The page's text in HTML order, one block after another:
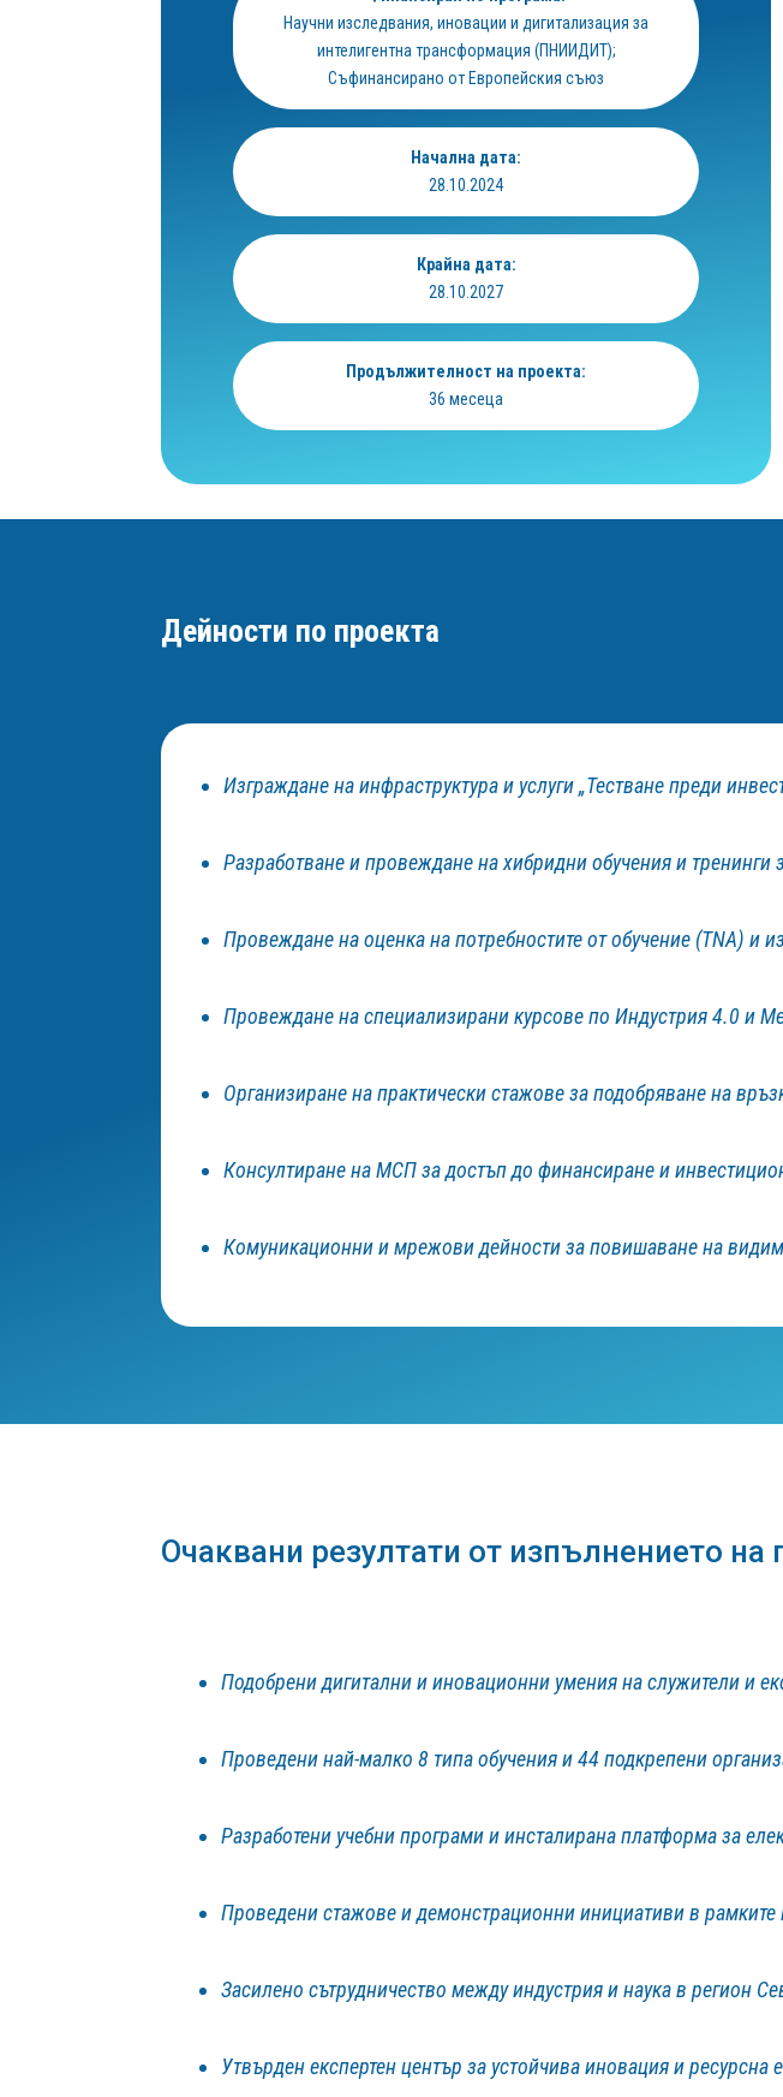
Научни изследвания, иновации и дигитализация за
интелигентна трансформация (ПНИИДИТ);
Съфинансирано от Европейския съюз
Начална дата:
28.10.2024
Крайна дата:
28.10.2027
Продължителност на проекта:
36 месеца
Дейности по проекта
Изграждане на инфраструктура и услуги „Тестване преди
Разработване и провеждане на хибридни обучения и
Провеждане на оценка на потребностите от обучение (TNA) и
Провеждане на специализирани курсове по Индустрия 4.0 и
Организиране на практически стажове за подобряване на
Консултиране на МСП за достъп до финансиране и
Комуникационни и мрежови дейности за повишаване на
Очаквани резултати от изпълнението на
Подобрени дигитални и иновационни умения на служители и
Проведени най-малко 8 типа обучения и 44 подкрепени
Разработени учебни програми и инсталирана платформа за
Проведени стажове и демонстрационни инициативи в рамките
Засилено сътрудничество между индустрия и наука в регион
Утвърден експертен център за устойчива иновация и ресурсна